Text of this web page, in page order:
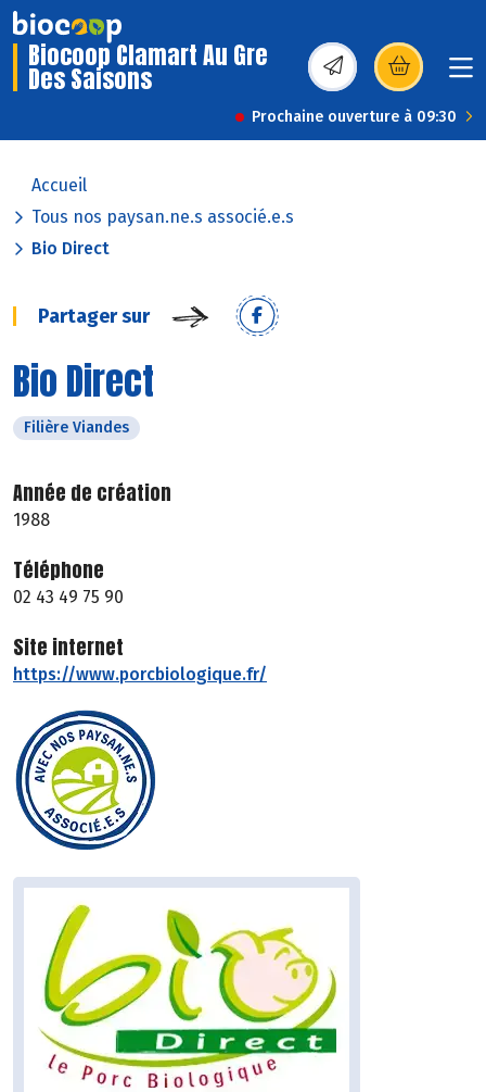
Biocoop Clamart Au Gre
Des Saisons (s’ouvre dans une
Prochaine ouverture à 09:30
Accueil
Tous nos paysan.ne.s associé.e.s
Bio Direct
Partager sur
Bio Direct
Filière Viandes
Année de création
1988
Téléphone
02 43 49 75 90
Site internet
https://www.porcbiologique.fr/